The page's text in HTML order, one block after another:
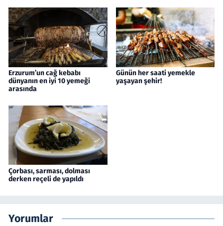
Erzurum’un cağ kebabı
dünyanın en iyi 10 yemeği
arasında
Günün her saati yemekle
yaşayan şehir!
Çorbası, sarması, dolması
derken reçeli de yapıldı
Yorumlar